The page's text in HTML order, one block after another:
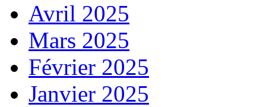
Avril 2025
Mars 2025
Février 2025
Janvier 2025